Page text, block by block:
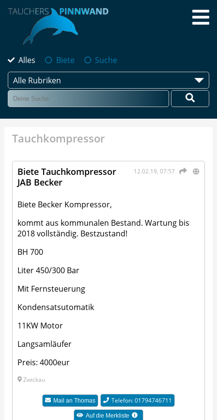
Alles Biete
Suche
Alle Rubriken
Tauchkompressor
12.02.19, 07:57
Biete Tauchkompressor
JAB Becker
Biete Becker Kompressor,
kommt aus kommunalen Bestand. Wartung bis
2018 vollständig. Bestzustand!
BH 700
Liter 450/300 Bar
Mit Fernsteuerung
Kondensatsutomatik
11KW Motor
Langsamläufer
Preis: 4000eur
Zwickau
Mail an Thomas Telefon: 01794746711
Auf die Merkliste